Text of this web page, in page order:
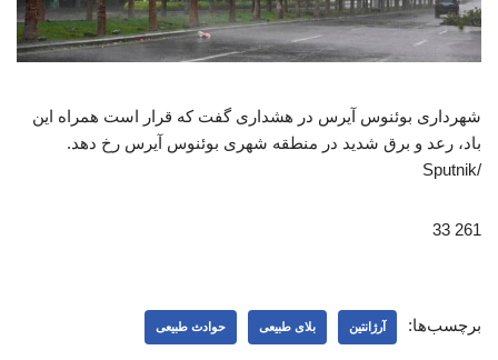
شهرداری بوئنوس آیرس در هشداری گفت که قرار است همراه این
باد، رعد و برق شدید در منطقه شهری بوئنوس آیرس رخ دهد.
/Sputnik
261 33
برچسب‌ها: آرژانتین بلای طبیعی حوادث طبیعی